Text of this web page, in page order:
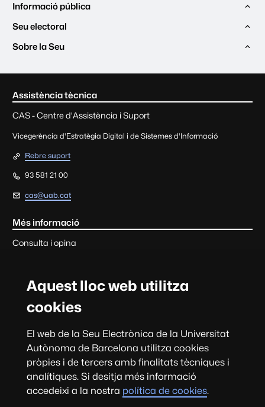
Aquest lloc web utilitza
cookies
El web de la Seu Electrònica de la Universitat
Autònoma de Barcelona utilitza cookies
pròpies i de tercers amb finalitats tècniques i
analítiques. Si desitja més informació
accedeixi a la nostra política de cookies.
Informació pública
Seu electoral
Sobre la Seu
Contacte i informació
Assistència tècnica
CAS - Centre d'Assistència i Suport
Vicegerència d'Estratègia Digital i de Sistemes d'Informació
Rebre suport
93 581 21 00
cas@uab.cat
Més informació
Consulta i opina
Consultes, suggeriments, queixes i felicitacions
Universitat Autònoma de Barcelona